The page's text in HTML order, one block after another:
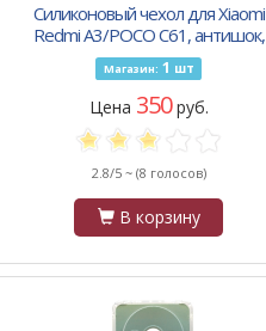
Силиконовый чехол для Xiaomi
Redmi A3/POCO C61, антишок,
принт, котик "I see you"
Магазин: 1 шт
Цена 350руб.
2.8/5 ~ (8 голосов)
В корзину